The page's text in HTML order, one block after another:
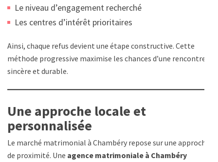
Le niveau d’engagement recherché
Les centres d’intérêt prioritaires
Ainsi, chaque refus devient une étape constructive. Cette
méthode progressive maximise les chances d’une rencontre
sincère et durable.
Une approche locale et
personnalisée
Le marché matrimonial à Chambéry repose sur une approche
de proximité. Une agence matrimoniale à Chambéry